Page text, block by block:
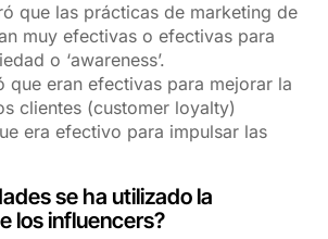
que las prácticas de marketing de
muy efectivas o efectivas para
o ‘awareness’.
que eran efectivas para mejorar la
clientes (customer loyalty)
era efectivo para impulsar las
se ha utilizado la
los influencers?